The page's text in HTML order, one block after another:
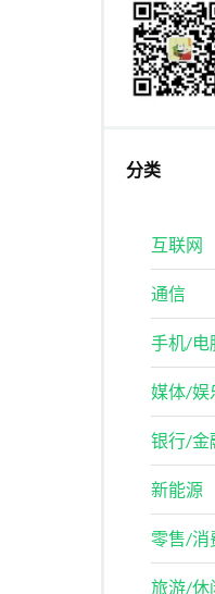
分类
互联网
通信
手机/电
媒体/娱
银行/金
新能源
零售/消
旅游/休